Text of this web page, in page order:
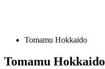
Tomamu Hokkaido
Tomamu Hokkaido